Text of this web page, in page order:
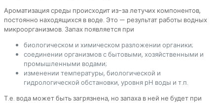
Ароматизация среды происходит из-за летучих компонентов,
постоянно находящихся в воде. Это — результат работы водных
микроорганизмов. Запах появляется при
биологическом и химическом разложении органики;
соединении организмов с бытовыми, хозяйственными и
промышленными водами;
изменении температуры, биологической и
гидрологической обстановки, уровня рН воды и т.п.
Т.е. вода может быть загрязнена, но запаха в ней не будет при